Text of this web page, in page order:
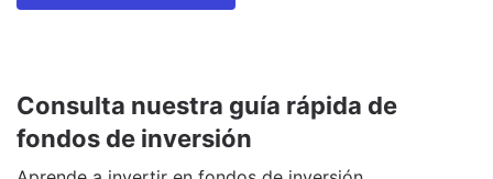
Consulta nuestra guía rápida de
fondos de inversión